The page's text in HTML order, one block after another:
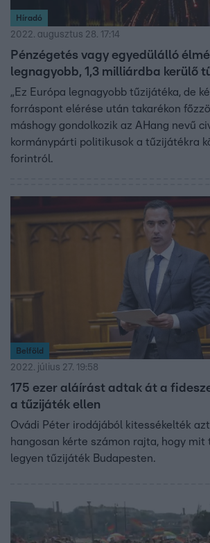
Híradó
2022. augusztus 28. 17:14
Pénzégetés vagy egyedülálló
legnagyobb, 1,3 milliárdba kerülő
„Ez Európa legnagyobb tűzijátéka, de
forráspont elérése után takarékon
máshogy gondolkozik az AHang nevű
kormánypárti politikusok a tűzijátékra
forintról.
Belföld
2022. július 27. 19:58
175 ezer aláírást adtak át a
a tűzijáték ellen
Ovádi Péter irodájából kitessékelték
hangosan kérte számon rajta, hogy mit
legyen tűzijáték Budapesten.